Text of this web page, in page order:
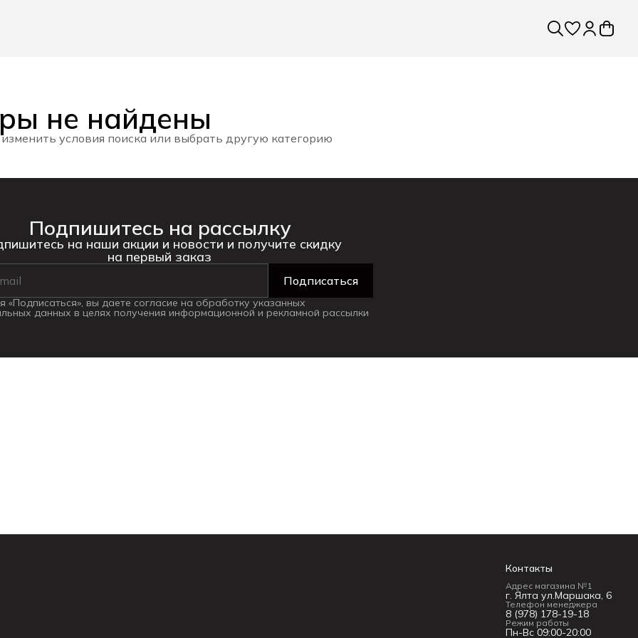
не найдены
условия поиска или выбрать другую категорию
Подпишитесь на рассылку
на наши акции и новости и получите скидку
на первый заказ
Подписаться
«Подписаться», вы даете согласие на обработку указанных
данных в целях получения информационной и рекламной рассылки
Контакты
Адрес магазина №1
г. Ялта ул.Маршака, 6
Телефон менеджера
8 (978) 178-19-18
Режим работы
Пн-Вс 09:00-20:00